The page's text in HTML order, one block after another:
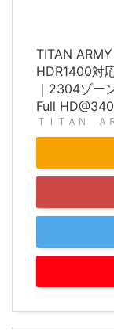
TITAN
HDR1400対
｜2304ゾー
Full
ＴＩＴＡＮ Ａ